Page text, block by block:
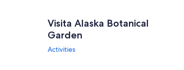
Visita Alaska Botanical
Garden
Activities